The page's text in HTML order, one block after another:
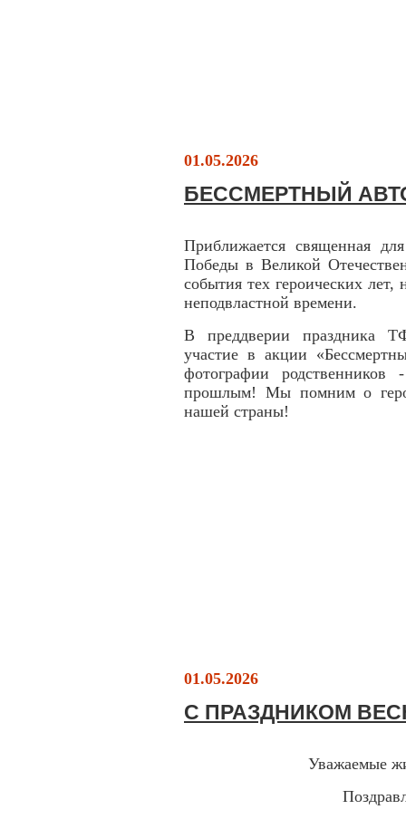
01.05.2026
БЕССМЕРТНЫЙ
Приближается священная
Победы в Великой
события тех героических лет,
неподвластной времени.
В преддверии праздника
участие в акции
фотографии
прошлым! Мы помним о
нашей страны!
01.05.2026
С ПРАЗДНИКОМ
Уважаемые